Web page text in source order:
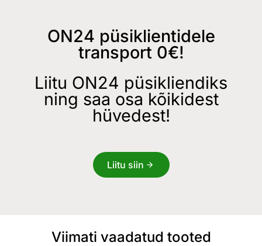
ON24 püsiklientidele
transport 0€!
Liitu ON24 püsikliendiks
ning saa osa kõikidest
hüvedest!
Liitu siin
Viimati vaadatud tooted